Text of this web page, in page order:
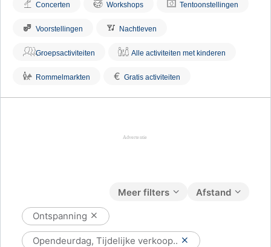
Concerten Workshops Tentoonstellingen
Voorstellingen Nachtleven
Groepsactiviteiten Alle activiteiten met kinderen
Rommelmarkten € Gratis activiteiten
Afstand
Meer filters
Ontspanning
Opendeurdag, Tijdelijke verkoop..